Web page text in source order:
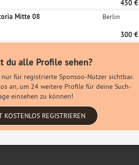
450 €
Mitte 08
Berlin
300 €
du alle Profile sehen?
für registrierte Sponsoo-Nutzer sichtbar.
an, um 24 weitere Profile für deine Such-
einsehen zu können!
KOSTENLOS REGISTRIEREN